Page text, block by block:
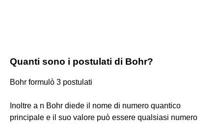
Quanti sono i postulati di Bohr?
Bohr formulò 3 postulati
Inoltre a n Bohr diede il nome di numero quantico
principale e il suo valore può essere qualsiasi numero